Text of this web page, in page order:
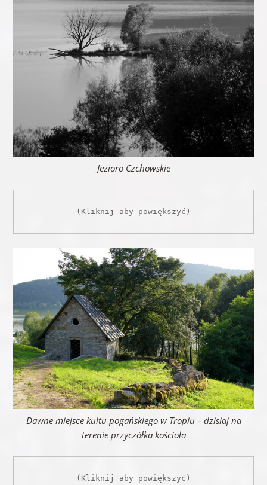
Jezioro Czchowskie
(Kliknij aby powiększyć)
Dawne miejsce kultu pogańskiego w Tropiu – dzisiaj na
terenie przyczółka kościoła
(Kliknij aby powiększyć)